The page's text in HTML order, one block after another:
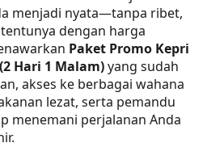
menjadi nyata—tanpa ribet,
dengan harga
Paket Promo Kepri
Hari 1 Malam)yang sudah
akses ke berbagai wahana
lezat, serta pemandu
menemani perjalanan Anda